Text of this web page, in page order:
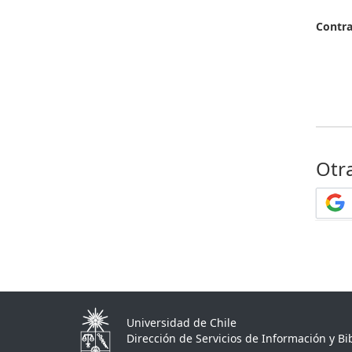
Universidad de Chile
Dirección de Servicios de Información y